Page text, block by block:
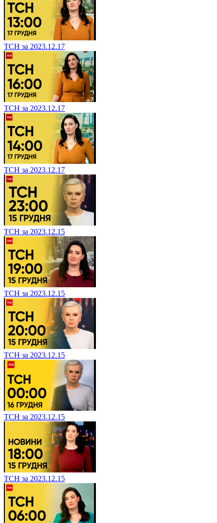
ТСН за 2023.12.17
ТСН за 2023.12.17
ТСН за 2023.12.17
ТСН за 2023.12.15
ТСН за 2023.12.15
ТСН за 2023.12.15
ТСН за 2023.12.15
ТСН за 2023.12.15